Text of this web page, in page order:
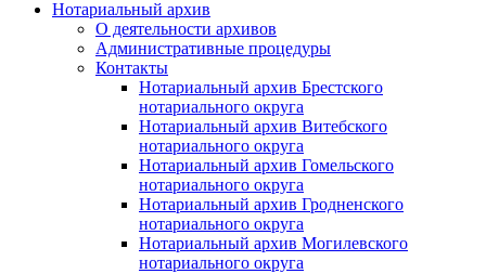
Нотариальный архив
О деятельности архивов
Административные процедуры
Контакты
Нотариальный архив Брестского
нотариального округа
Нотариальный архив Витебского
нотариального округа
Нотариальный архив Гомельского
нотариального округа
Нотариальный архив Гродненского
нотариального округа
Нотариальный архив Могилевского
нотариального округа